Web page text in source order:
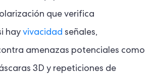
que verifica
hay vivacidad señales,
amenazas potenciales como
3D y repeticiones de